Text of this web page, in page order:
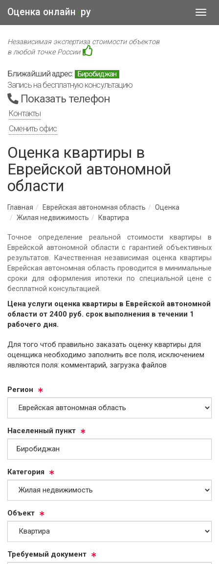
Оценка онлайн • ру
Независимая экспертиза стоимости объектов
в любой точке России
Ближайший адрес: Биробиджан
Запись на бесплатную консультацию
Показать телефон
Контакты
Сменить офис
Оценка квартиры в
Еврейской автономной
области
Главная Еврейская автономная область
Оценка
Жилая недвижимость
Квартира
Точное определение реальной стоимости квартиры в
Еврейской автономной области с гарантией объективных
результатов. Качественная независимая оценка квартиры
Еврейская автономная область проводится в минимальные
сроки для оформления ипотеки по специальной цене с
бесплатной консультацией.
Цена услуги оценка квартиры в Еврейской автономной
области от 2400 руб. cрок выполнения в течении 1
рабочего дня.
Для того чтоб правильно заказать оценку квартиры для
оценщика необходимо заполнить все поля, исключением
являются поля: комментарий, загрузка файлов
Ре­ги­он
На­се­лен­ный пункт
Ка­те­го­рия
Объ­ект
Тре­бу­емый до­ку­мент